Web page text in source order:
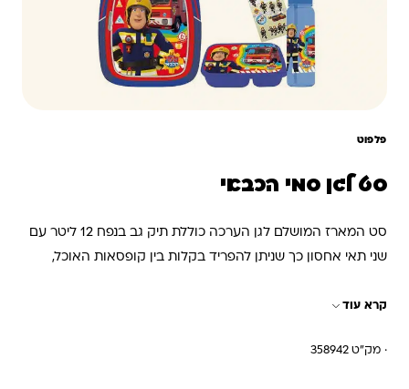
פלפוט
סט לגן סמי הכבאי
סט המארז המושלם לגן הערכה כוללת תיק גב בנפח 12 ליטר עם
שני תאי אחסון כך שניתן להפריד בקלות בין קופסאות האוכל,
לשאת באמצעות ידית נשיאה או על הגב באמצעות רצועות
קרא עוד
· מק"ט 358942